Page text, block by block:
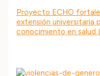
Proyecto ECHO
extensión universitaria
conocimiento en salud